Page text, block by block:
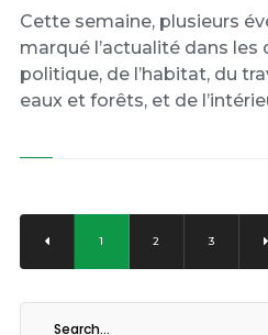
Cette semaine, plusieurs
marqué l’actualité dans les
politique, de l’habitat, du
eaux et forêts, et de
1 2 3